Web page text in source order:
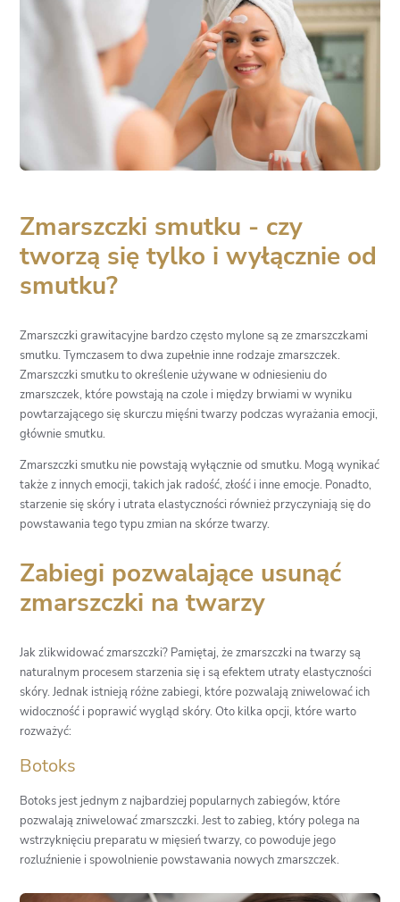
Zmarszczki smutku - czy
tworzą się tylko i wyłącznie od
smutku?
Zmarszczki grawitacyjne bardzo często mylone są ze zmarszczkami
smutku. Tymczasem to dwa zupełnie inne rodzaje zmarszczek.
Zmarszczki smutku to określenie używane w odniesieniu do
zmarszczek, które powstają na czole i między brwiami w wyniku
powtarzającego się skurczu mięśni twarzy podczas wyrażania emocji,
głównie smutku.
Zmarszczki smutku nie powstają wyłącznie od smutku. Mogą wynikać
także z innych emocji, takich jak radość, złość i inne emocje. Ponadto,
starzenie się skóry i utrata elastyczności również przyczyniają się do
powstawania tego typu zmian na skórze twarzy.
Zabiegi pozwalające usunąć
zmarszczki na twarzy
Jak zlikwidować zmarszczki? Pamiętaj, że zmarszczki na twarzy są
naturalnym procesem starzenia się i są efektem utraty elastyczności
skóry. Jednak istnieją różne zabiegi, które pozwalają zniwelować ich
widoczność i poprawić wygląd skóry. Oto kilka opcji, które warto
rozważyć:
Botoks
Botoks jest jednym z najbardziej popularnych zabiegów, które
pozwalają zniwelować zmarszczki. Jest to zabieg, który polega na
wstrzyknięciu preparatu w mięsień twarzy, co powoduje jego
rozluźnienie i spowolnienie powstawania nowych zmarszczek.